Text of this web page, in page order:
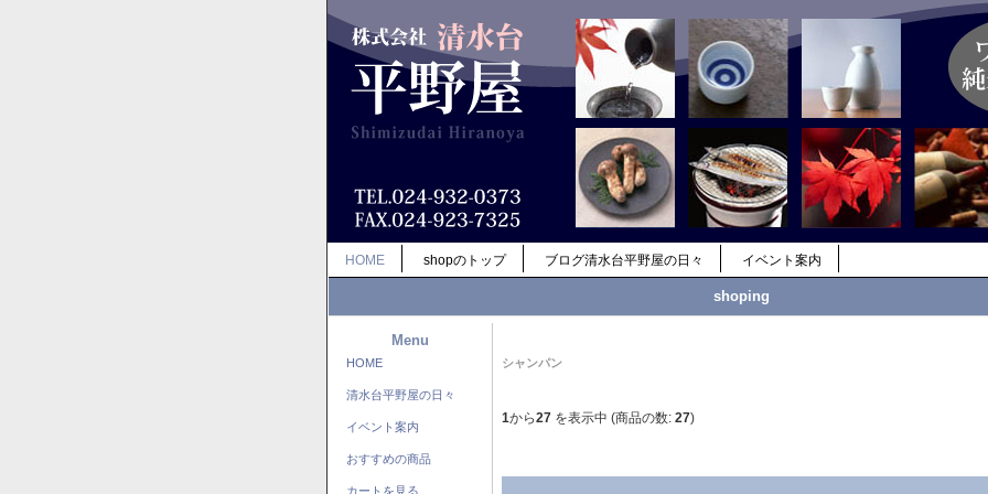
HOME shopのトップ ブログ清水台平野屋の日々 イベント案内
shoping
Menu
HOME
清水台平野屋の日々
イベント案内
おすすめの商品
カートを見る
シャンパン
1から27 を表示中 (商品の数: 27)